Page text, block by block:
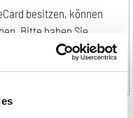
besitzen, können
Bitte haben Sie
Erstattung eines